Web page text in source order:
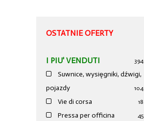
OSTATNIE OFERTY
I PIU' VENDUTI 394
Suwnice, wysięgniki, dźwigi,
pojazdy
104
Vie di corsa 18
Pressa per officina 45